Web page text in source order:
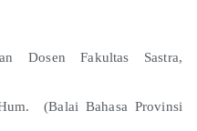
Dosen Fakultas Sastra,
(Balai Bahasa Provinsi